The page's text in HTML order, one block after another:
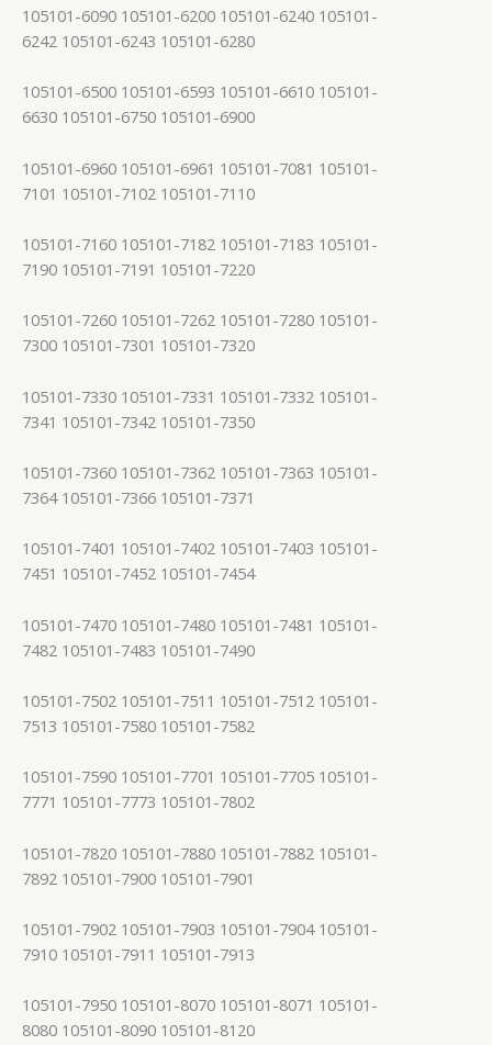
105101-6090 105101-6200 105101-6240 105101-
6242 105101-6243 105101-6280
105101-6500 105101-6593 105101-6610 105101-
6630 105101-6750 105101-6900
105101-6960 105101-6961 105101-7081 105101-
7101 105101-7102 105101-7110
105101-7160 105101-7182 105101-7183 105101-
7190 105101-7191 105101-7220
105101-7260 105101-7262 105101-7280 105101-
7300 105101-7301 105101-7320
105101-7330 105101-7331 105101-7332 105101-
7341 105101-7342 105101-7350
105101-7360 105101-7362 105101-7363 105101-
7364 105101-7366 105101-7371
105101-7401 105101-7402 105101-7403 105101-
7451 105101-7452 105101-7454
105101-7470 105101-7480 105101-7481 105101-
7482 105101-7483 105101-7490
105101-7502 105101-7511 105101-7512 105101-
7513 105101-7580 105101-7582
105101-7590 105101-7701 105101-7705 105101-
7771 105101-7773 105101-7802
105101-7820 105101-7880 105101-7882 105101-
7892 105101-7900 105101-7901
105101-7902 105101-7903 105101-7904 105101-
7910 105101-7911 105101-7913
105101-7950 105101-8070 105101-8071 105101-
8080 105101-8090 105101-8120